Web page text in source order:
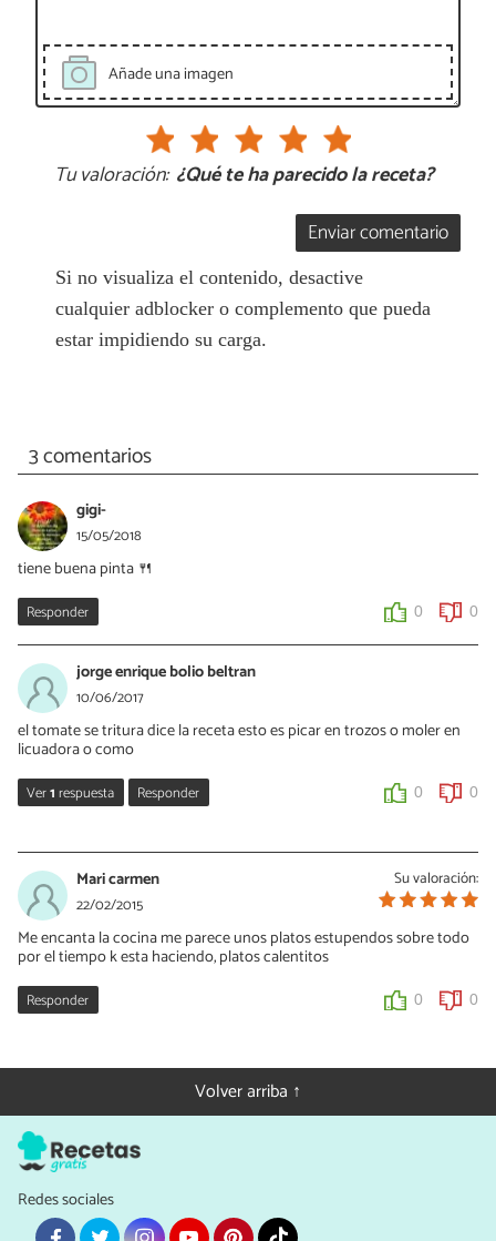
Añade una imagen
Tu valoración: ¿Qué te ha parecido la receta?
Enviar comentario
Si no visualiza el contenido, desactive
cualquier adblocker o complemento que pueda
estar impidiendo su carga.
3 comentarios
gigi-
15/05/2018
tiene buena pinta 🍴
Responder 0 0
jorge enrique bolio beltran
10/06/2017
el tomate se tritura dice la receta esto es picar en trozos o moler en
licuadora o como
Ver1respuesta Responder 0 0
12/06/2017
Hola Jorge, esto es al gusto. Si te gusta sentir los trozos de
verdura puedes picarlo, si prefieres no sentir nada puedes
triturarlo todo, o picar finamente las verduras y rallar el tomate.
No hay una forma única de hacerlo. ¡Saludos!
0 0
Su valoración:
Mari carmen
22/02/2015
Me encanta la cocina me parece unos platos estupendos sobre todo
por el tiempo k esta haciendo, platos calentitos
Responder 0 0
Volver arriba ↑
Redes sociales